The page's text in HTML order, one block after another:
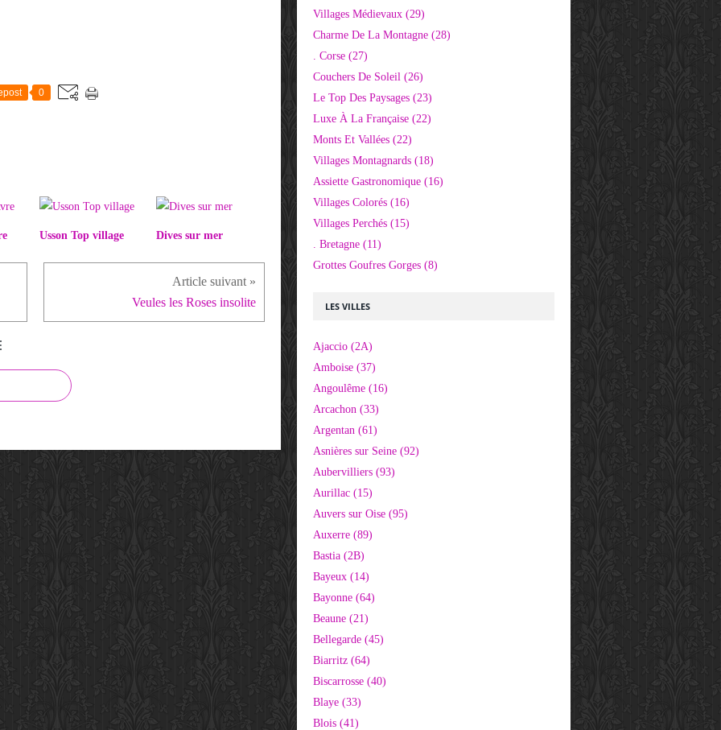
0
Usson Top village Dives sur mer
Veules les Roses insolite LES VILLES
Ajaccio (2A)
Amboise (37)
Angoulême (16)
Arcachon (33)
Argentan (61)
Asnières sur Seine (92)
Aubervilliers (93)
Aurillac (15)
Auvers sur Oise (95)
Auxerre (89)
Bastia (2B)
Bayeux (14)
Bayonne (64)
Beaune (21)
Bellegarde (45)
Biarritz (64)
Biscarrosse (40)
Blaye (33)
Blois (41)
Villages Médievaux (29)
Charme De La Montagne (28)
. Corse (27)
Couchers De Soleil (26)
Le Top Des Paysages (23)
Luxe À La Française (22)
Monts Et Vallées (22)
Villages Montagnards (18)
Assiette Gastronomique (16)
Villages Colorés (16)
Villages Perchés (15)
. Bretagne (11)
Grottes Goufres Gorges (8)